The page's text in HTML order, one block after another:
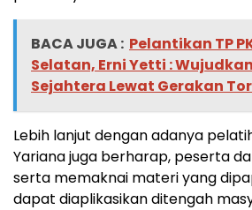
BACA JUGA : Pelantikan TP
Selatan, Erni Yetti :
Sejahtera Lewat Gerakan
Lebih lanjut dengan adanya
Yariana juga berharap, peserta
serta memaknai materi yang
dapat diaplikasikan ditengah